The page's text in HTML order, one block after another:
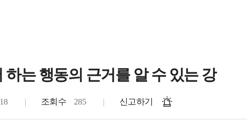
하는 행동의 근거를 알 수 있는 강
조회수 285 신고하기